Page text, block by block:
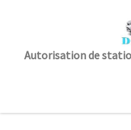
Autorisation de